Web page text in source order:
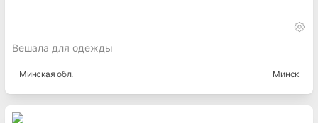
Вешала для одежды
Минская обл. Минск